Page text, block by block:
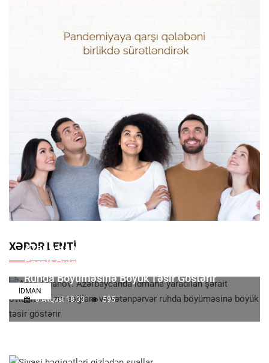
XƏBƏR LENTI
İDMAN
Azər Aslanov: Azərbaycanda Idmana Yaradılan
Şərait Övladlarımızın Sağlam Və Vətənpərvər
Ruhda Böyüməsinə Böyük Təsir Göstərir
8 Avqust 18:33 595